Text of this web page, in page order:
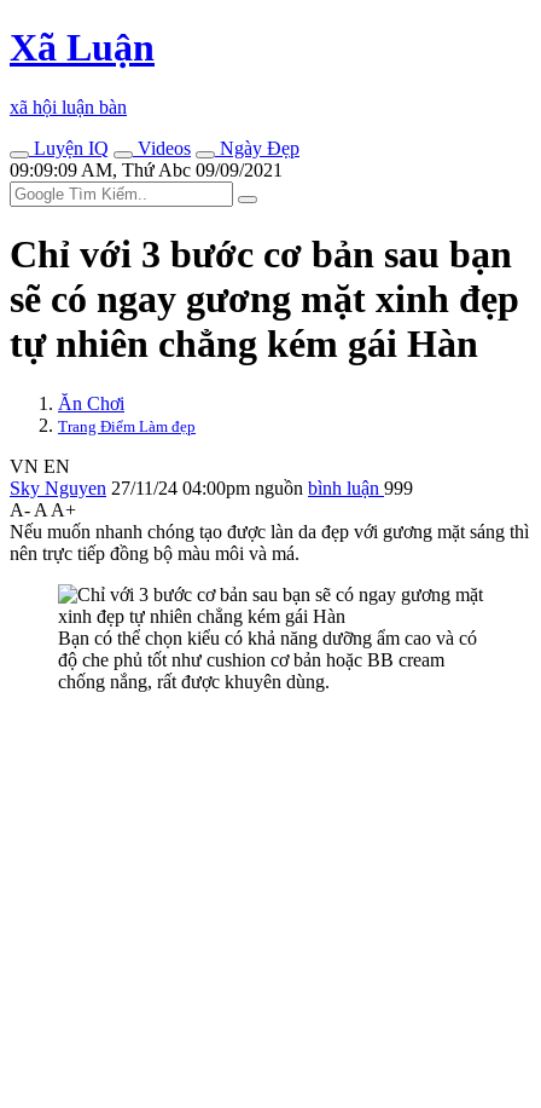
Xã Luận
xã hội luận bàn
Luyện IQ
Videos
Ngày Đẹp
09:09:09 AM, Thứ Abc 09/09/2021
Chỉ với 3 bước cơ bản sau bạn
sẽ có ngay gương mặt xinh đẹp
tự nhiên chẳng kém gái Hàn
Ăn Chơi
Trang Điểm Làm đẹp
VN EN
Sky Nguyen 27/11/24 04:00pm nguồn bình luận 999
A- A A+
Nếu muốn nhanh chóng tạo được làn da đẹp với gương mặt sáng thì
nên trực tiếp đồng bộ màu môi và má.
Bạn có thể chọn kiểu có khả năng dưỡng ẩm cao và có
độ che phủ tốt như cushion cơ bản hoặc BB cream
chống nắng, rất được khuyên dùng.